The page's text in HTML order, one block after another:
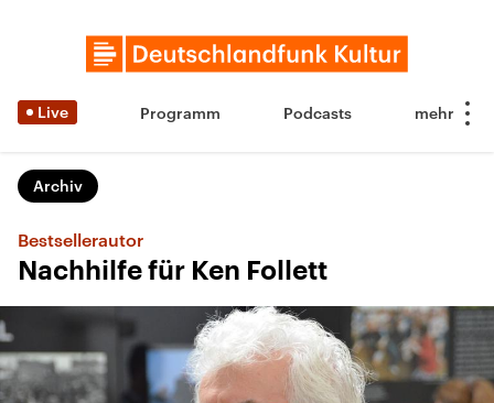
Live Programm Podcasts
Archiv
Bestsellerautor
Nachhilfe für Ken Follett